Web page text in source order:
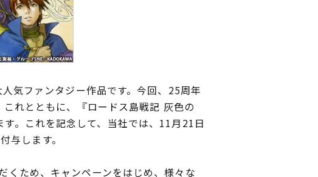
気ファンタジー作品です。今回、25周年
れとともに、『ロードス島戦記 灰色の
。これを記念して、当社では、11月21日
与します。
ため、キャンペーンをはじめ、様々な